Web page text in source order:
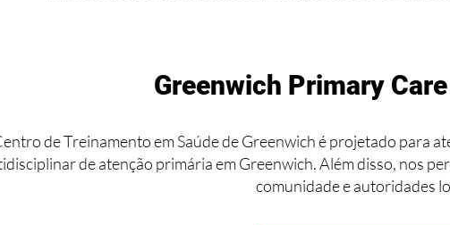
Greenwich Primary
de Treinamento em Saúde de Greenwich é projetado para
de atenção primária em Greenwich. Além disso, nos
comunidade e autoridades